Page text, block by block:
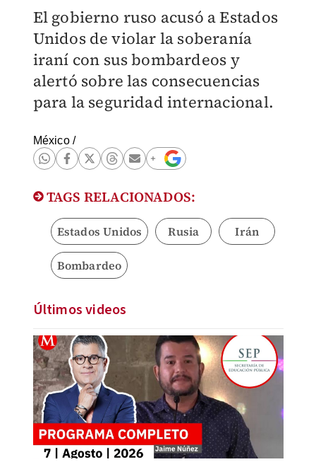
El gobierno ruso acusó a Estados
Unidos de violar la soberanía
iraní con sus bombardeos y
alertó sobre las consecuencias
para la seguridad internacional.
México/
TAGS RELACIONADOS:
Estados Unidos Rusia Irán
Bombardeo
Últimos videos